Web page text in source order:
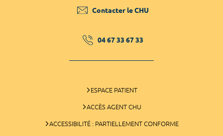
Contacter le CHU
04 67 33 67 33
ESPACE PATIENT
ACCÈS AGENT CHU
ACCESSIBILITÉ : PARTIELLEMENT CONFORME